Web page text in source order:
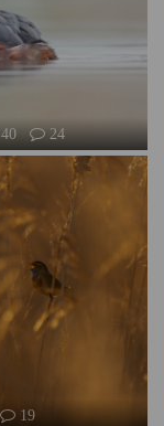
40 24
19